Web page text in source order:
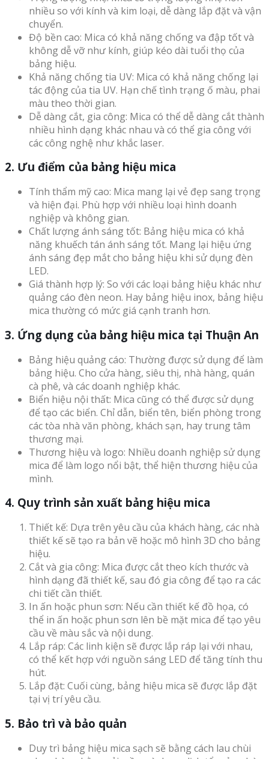
nhiều so với kính và kim loại, dễ dàng lắp đặt và vận
chuyển.
Độ bền cao: Mica có khả năng chống va đập tốt và
không dễ vỡ như kính, giúp kéo dài tuổi thọ của
bảng hiệu.
Khả năng chống tia UV: Mica có khả năng chống lại
tác động của tia UV. Hạn chế tình trạng ố màu, phai
màu theo thời gian.
Dễ dàng cắt, gia công: Mica có thể dễ dàng cắt thành
nhiều hình dạng khác nhau và có thể gia công với
các công nghệ như khắc laser.
2. Ưu điểm của bảng hiệu mica
Tính thẩm mỹ cao: Mica mang lại vẻ đẹp sang trọng
và hiện đại. Phù hợp với nhiều loại hình doanh
nghiệp và không gian.
Chất lượng ánh sáng tốt: Bảng hiệu mica có khả
năng khuếch tán ánh sáng tốt. Mang lại hiệu ứng
ánh sáng đẹp mắt cho bảng hiệu khi sử dụng đèn
LED.
Giá thành hợp lý: So với các loại bảng hiệu khác như
quảng cáo đèn neon. Hay bảng hiệu inox, bảng hiệu
mica thường có mức giá cạnh tranh hơn.
3. Ứng dụng của bảng hiệu mica tại Thuận An
Bảng hiệu quảng cáo: Thường được sử dụng để làm
bảng hiệu. Cho cửa hàng, siêu thị, nhà hàng, quán
cà phê, và các doanh nghiệp khác.
Biển hiệu nội thất: Mica cũng có thể được sử dụng
để tạo các biển. Chỉ dẫn, biển tên, biển phòng trong
các tòa nhà văn phòng, khách sạn, hay trung tâm
thương mại.
Thương hiệu và logo: Nhiều doanh nghiệp sử dụng
mica để làm logo nổi bật, thể hiện thương hiệu của
mình.
4. Quy trình sản xuất bảng hiệu mica
Thiết kế: Dựa trên yêu cầu của khách hàng, các nhà
thiết kế sẽ tạo ra bản vẽ hoặc mô hình 3D cho bảng
hiệu.
Cắt và gia công: Mica được cắt theo kích thước và
hình dạng đã thiết kế, sau đó gia công để tạo ra các
chi tiết cần thiết.
In ấn hoặc phun sơn: Nếu cần thiết kế đồ họa, có
thể in ấn hoặc phun sơn lên bề mặt mica để tạo yêu
cầu về màu sắc và nội dung.
Lắp ráp: Các linh kiện sẽ được lắp ráp lại với nhau,
có thể kết hợp với nguồn sáng LED để tăng tính thu
hút.
Lắp đặt: Cuối cùng, bảng hiệu mica sẽ được lắp đặt
tại vị trí yêu cầu.
5. Bảo trì và bảo quản
Duy trì bảng hiệu mica sạch sẽ bằng cách lau chùi